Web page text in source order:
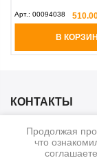
Арт.: 00094038
В
КОНТАКТЫ
КАТЕГОРИИ
Продолжая
что